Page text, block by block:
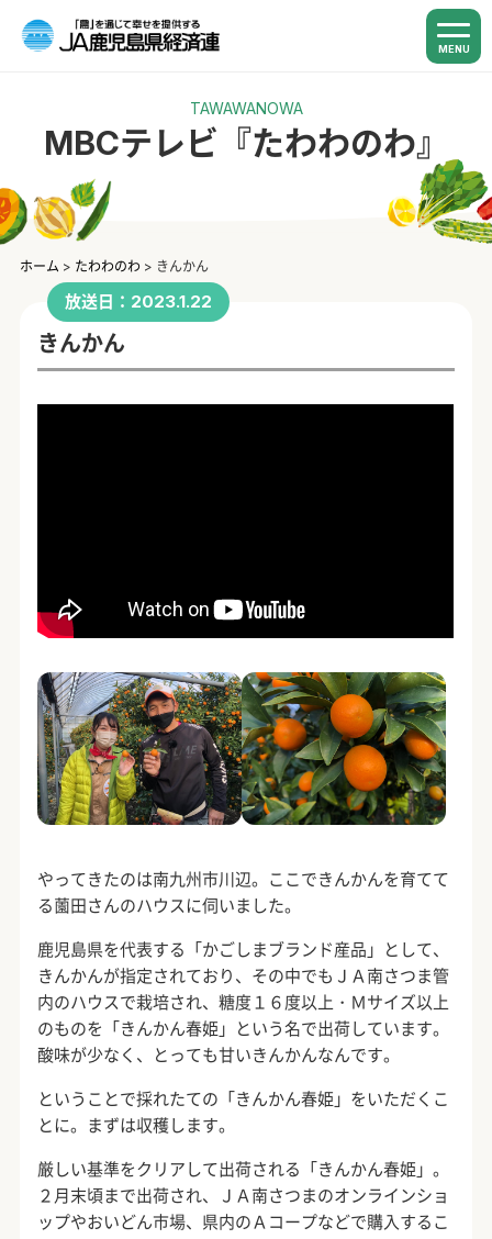
MENU
TAWAWANOWA
MBCテレビ『たわわのわ』
ホーム > たわわのわ > きんかん
放送日：2023.1.22
きんかん
やってきたのは南九州市川辺。ここできんかんを育てて
る薗田さんのハウスに伺いました。
鹿児島県を代表する「かごしまブランド産品」として、
きんかんが指定されており、その中でもＪＡ南さつま管
内のハウスで栽培され、糖度１６度以上・Ｍサイズ以上
のものを「きんかん春姫」という名で出荷しています。
酸味が少なく、とっても甘いきんかんなんです。
ということで採れたての「きんかん春姫」をいただくこ
とに。まずは収穫します。
厳しい基準をクリアして出荷される「きんかん春姫」。
２月末頃まで出荷され、ＪＡ南さつまのオンラインショ
ップやおいどん市場、県内のＡコープなどで購入するこ